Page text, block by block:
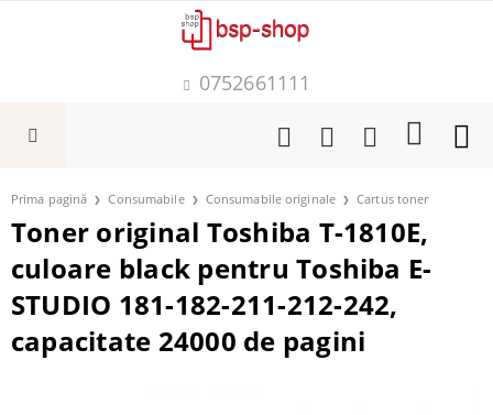
0752661111
Prima pagină Consumabile Consumabile originale Cartus toner
Toner original Toshiba T-1810E,
culoare black pentru Toshiba E-
STUDIO 181-182-211-212-242,
capacitate 24000 de pagini